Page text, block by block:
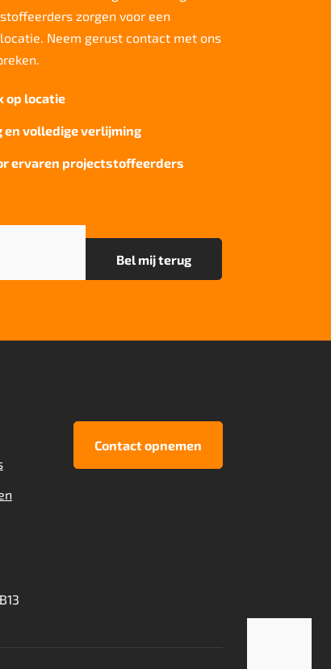
zorgen voor een
Neem gerust contact met ons
op locatie
volledige verlijming
ervaren projectstoffeerders
Contact opnemen